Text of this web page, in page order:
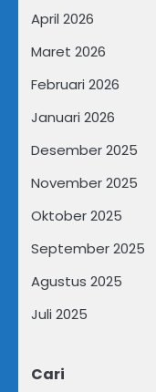
April 2026
Maret 2026
Februari 2026
Januari 2026
Desember 2025
November 2025
Oktober 2025
September 2025
Agustus 2025
Juli 2025
Cari